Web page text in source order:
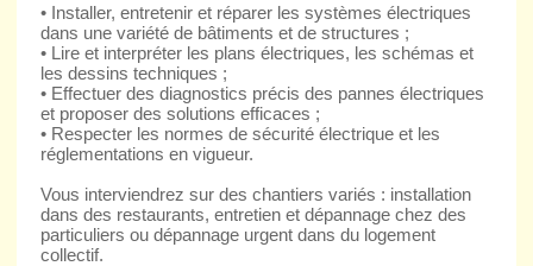
• Installer, entretenir et réparer les systèmes électriques
dans une variété de bâtiments et de structures ;
• Lire et interpréter les plans électriques, les schémas et
les dessins techniques ;
• Effectuer des diagnostics précis des pannes électriques
et proposer des solutions efficaces ;
• Respecter les normes de sécurité électrique et les
réglementations en vigueur.
Vous interviendrez sur des chantiers variés : installation
dans des restaurants, entretien et dépannage chez des
particuliers ou dépannage urgent dans du logement
collectif.